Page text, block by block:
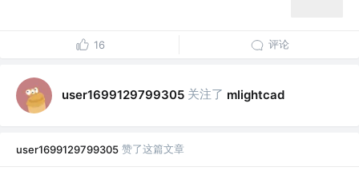
16 评论
user1699129799305 关注了 mlightcad
user1699129799305 赞了这篇文章